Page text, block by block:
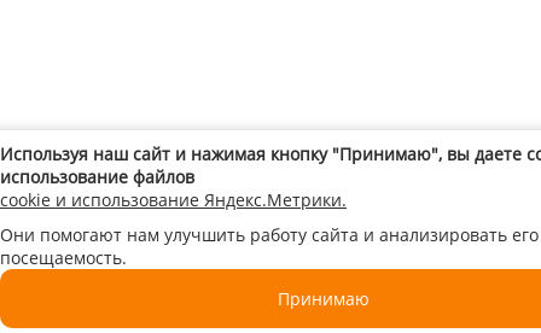
Используя наш сайт и нажимая кнопку "Принимаю", вы даете
использование файлов
cookie и использование Яндекс.Метрики.
Они помогают нам улучшить работу сайта и анализировать его
посещаемость.
Принимаю